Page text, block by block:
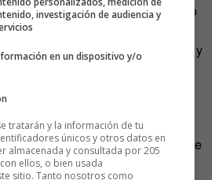
persona cercana. Así que el libro
motivar a ir en bici, destapar el
género en el uso del transporte y
con consejos muy prácticos».
dar más consistencia a la
de adultos y en las aulas de
«De esta forma, mucha gente que
le da vergüenza incluso decirlo, al
investigación de audiencia y
en un dispositivo y/o
tratarán y la información de tu
únicos y otros datos en
almacenada y consultada por 205
ellos, o bien usada
sitio. Tanto nosotros como